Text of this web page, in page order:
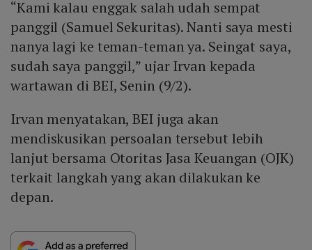
“Kami kalau enggak salah udah sempat
panggil (Samuel Sekuritas). Nanti saya mesti
nanya lagi ke teman-teman ya. Seingat saya,
sudah saya panggil,” ujar Irvan kepada
wartawan di BEI, Senin (9/2).
Irvan menyatakan, BEI juga akan
mendiskusikan persoalan tersebut lebih
lanjut bersama Otoritas Jasa Keuangan (OJK)
terkait langkah yang akan dilakukan ke
depan.